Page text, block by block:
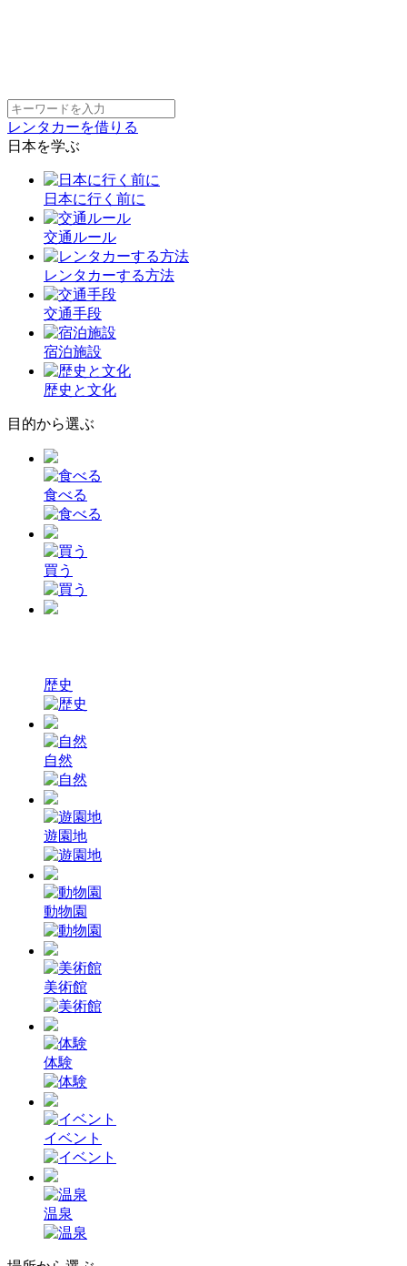
レンタカーを借りる
日本を学ぶ
日本に行く前に
交通ルール
レンタカーする方法
交通手段
宿泊施設
歴史と文化
目的から選ぶ
食べる
買う
歴史
自然
遊園地
動物園
美術館
体験
イベント
温泉